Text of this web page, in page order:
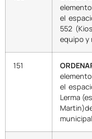
el
552
equipo y
151
el
Lerma